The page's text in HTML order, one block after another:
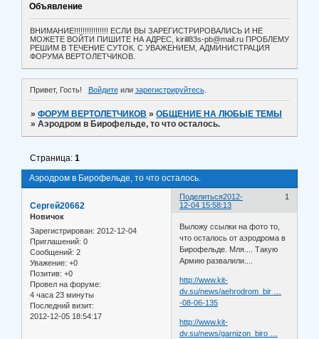
Объявление
ВНИМАНИЕ!!!!!!!!!!!!!!!! ЕСЛИ ВЫ ЗАРЕГИСТРИРОВАЛИСЬ И НЕ
МОЖЕТЕ ВОЙТИ ПИШИТЕ НА АДРЕС, kirill83s-pb@mail.ru ПРОБЛЕМУ
РЕШИМ В ТЕЧЕНИЕ СУТОК. С УВАЖЕНИЕМ, АДМИНИСТРАЦИЯ
ФОРУМА ВЕРТОЛЕТЧИКОВ.
Привет, Гость! Войдитеили зарегистрируйтесь.
»ФОРУМ ВЕРТОЛЕТЧИКОВ »ОБЩЕНИЕ НА ЛЮБЫЕ ТЕМЫ
»Аэродром в Бирофельде, то что осталось.
Аэродром в Бирофельде, то что осталось.
Страница:1
Поделиться 1
2012-
12-04 15:58:13
Сергей20662
Новичок
Зарегистрирован: 2012-12-04
Приглашений: 0
Сообщений: 2
Уважение: +0
Позитив: +0
Провел на форуме:
4 часа 23 минуты
Последний визит:
2012-12-05 18:54:17
Выложу ссылки на фото то,
что осталось от аэродрома в
Бирофельде. Мля.... Такую
Армию развалили....
http://www.kit-
dv.su/news/aehrodrom_bir …
-08-06-135
http://www.kit-
dv.su/news/garnizon_biro …